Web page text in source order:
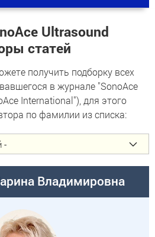
Ultrasound
статей
получить подборку всех
в журнале "SonoAce
International"), для этого
по фамилии из списка:
Владимировна